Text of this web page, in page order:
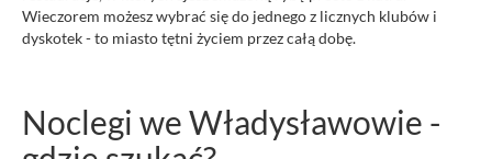
Wieczorem możesz wybrać się do jednego z licznych klubów i
dyskotek - to miasto tętni życiem przez całą dobę.
Noclegi we Władysławowie -